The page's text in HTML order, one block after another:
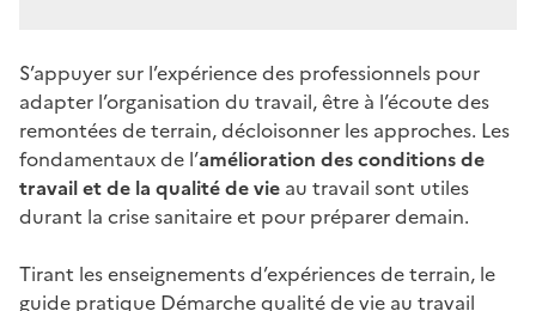
S’appuyer sur l’expérience des professionnels pour
adapter l’organisation du travail, être à l’écoute des
remontées de terrain, décloisonner les approches. Les
fondamentaux de l’amélioration des conditions de
travail et de la qualité de vie au travail sont utiles
durant la crise sanitaire et pour préparer demain.
Tirant les enseignements d’expériences de terrain, le
guide pratique Démarche qualité de vie au travail